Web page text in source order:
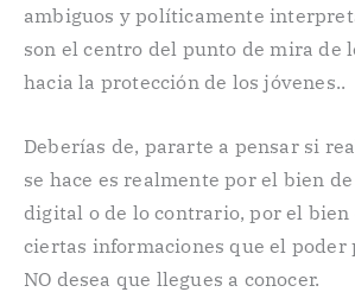
ambiguos y políticamente
son el centro del punto de mira de
hacia la protección de los jóvenes..
Deberías de, pararte a pensar si
se hace es realmente por el bien
digital o de lo contrario, por el
ciertas informaciones que el poder
NO desea que llegues a conocer.